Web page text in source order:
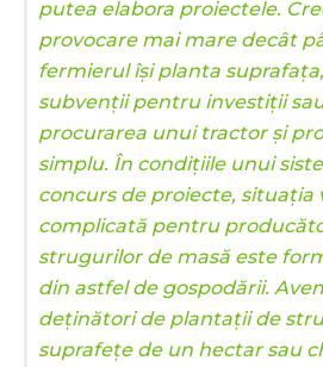
putea elabora proiectele.
provocare mai mare decât
fermierul își planta
subvenții pentru investiții
procurarea unui tractor și
simplu. În condițiile unui
concurs de proiecte, situația
complicată pentru
strugurilor de masă este
din astfel de gospodării.
deținători de plantații de
suprafețe de un hectar sau